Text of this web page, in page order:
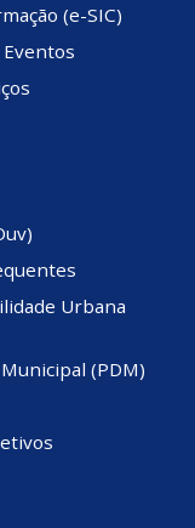
(e-SIC)
Urbana
(PDM)